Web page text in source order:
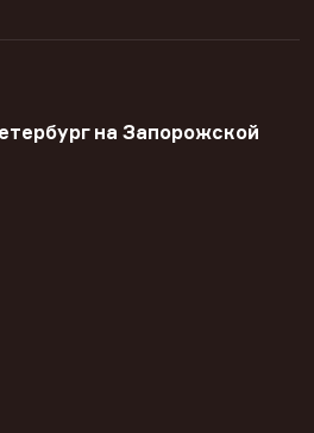
на Запорожской